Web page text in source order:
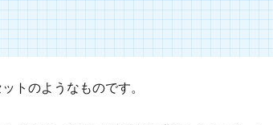
トのようなものです。